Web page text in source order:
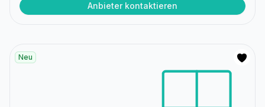
Anbieter kontaktieren
Neu